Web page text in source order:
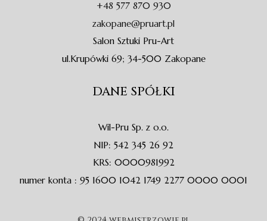
-
f
m
t
+48 577 870 930
zakopane@pruart.pl
Salon Sztuki Pru-Art
ul.Krupówki 69; 34-500 Zakopane
DANE SPÓŁKI
Wil-Pru Sp. z o.o.
NIP: 542 345 26 92
KRS: 0000981992
numer konta : 95 1600 1042 1749 2277 0000 0001